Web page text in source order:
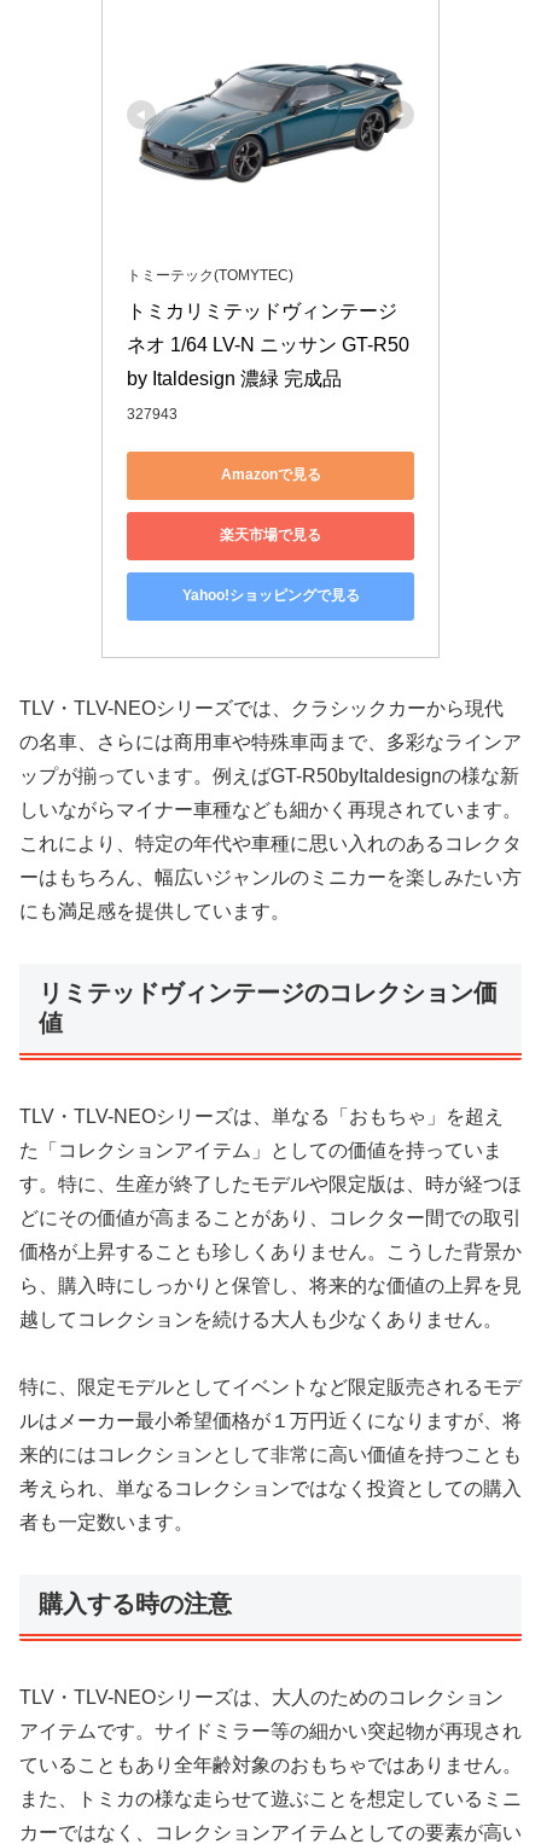
トミーテック(TOMYTEC)
トミカリミテッドヴィンテージ
ネオ 1/64 LV-N ニッサン GT-R50
by Italdesign 濃緑 完成品
327943
Amazonで見る
楽天市場で見る
Yahoo!ショッピングで見る
TLV・TLV-NEOシリーズでは、クラシックカーから現代
の名車、さらには商用車や特殊車両まで、多彩なラインア
ップが揃っています。例えばGT-R50byItaldesignの様な新
しいながらマイナー車種なども細かく再現されています。
これにより、特定の年代や車種に思い入れのあるコレクタ
ーはもちろん、幅広いジャンルのミニカーを楽しみたい方
にも満足感を提供しています。
リミテッドヴィンテージのコレクション価
値
TLV・TLV-NEOシリーズは、単なる「おもちゃ」を超え
た「コレクションアイテム」としての価値を持っていま
す。特に、生産が終了したモデルや限定版は、時が経つほ
どにその価値が高まることがあり、コレクター間での取引
価格が上昇することも珍しくありません。こうした背景か
ら、購入時にしっかりと保管し、将来的な価値の上昇を見
越してコレクションを続ける大人も少なくありません。
特に、限定モデルとしてイベントなど限定販売されるモデ
ルはメーカー最小希望価格が１万円近くになりますが、将
来的にはコレクションとして非常に高い価値を持つことも
考えられ、単なるコレクションではなく投資としての購入
者も一定数います。
購入する時の注意
TLV・TLV-NEOシリーズは、大人のためのコレクション
アイテムです。サイドミラー等の細かい突起物が再現され
ていることもあり全年齢対象のおもちゃではありません。
また、トミカの様な走らせて遊ぶことを想定しているミニ
カーではなく、コレクションアイテムとしての要素が高い